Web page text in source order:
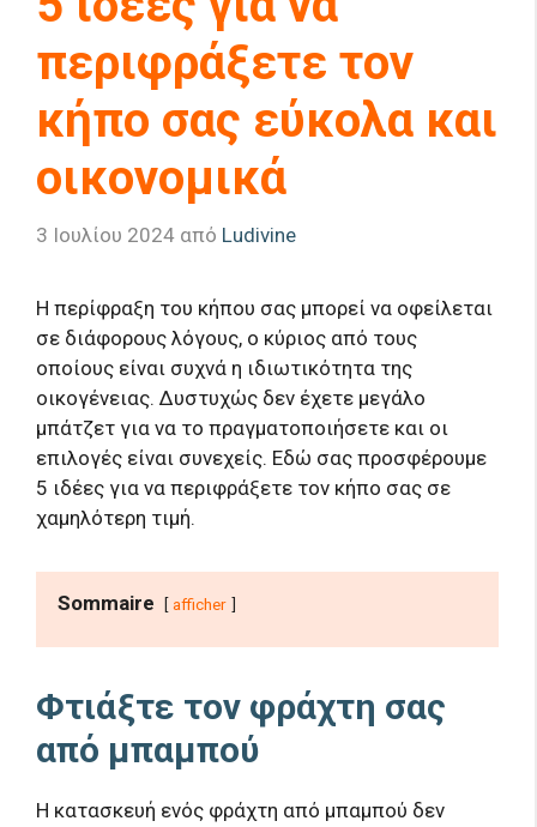
περιφράξετε τον
κήπο σας εύκολα και
οικονομικά
3 Ιουλίου 2024 από Ludivine
Η περίφραξη του κήπου σας μπορεί να οφείλεται
σε διάφορους λόγους, ο κύριος από τους
οποίους είναι συχνά η ιδιωτικότητα της
οικογένειας. Δυστυχώς δεν έχετε μεγάλο
μπάτζετ για να το πραγματοποιήσετε και οι
επιλογές είναι συνεχείς. Εδώ σας προσφέρουμε
5 ιδέες για να περιφράξετε τον κήπο σας σε
χαμηλότερη τιμή.
Sommaire afficher
Φτιάξτε τον φράχτη σας
από μπαμπού
Η κατασκευή ενός φράχτη από μπαμπού δεν